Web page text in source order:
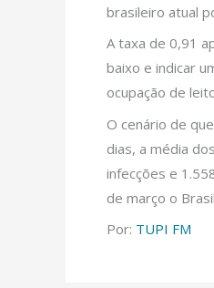
brasileiro atual
A taxa de 0,91
baixo e indicar
ocupação de
O cenário de
dias, a média
infecções e
de março o
Por: TUPI FM